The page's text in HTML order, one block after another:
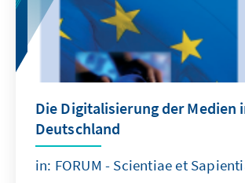
Die Digitalisierung der Medien
Deutschland
in: FORUM - Scientiae et